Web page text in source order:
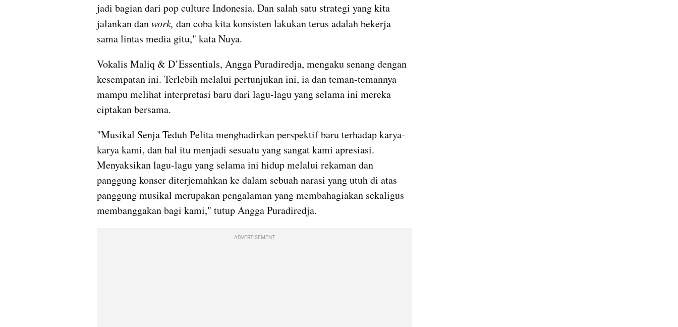
jadi bagian dari pop culture Indonesia. Dan salah satu strategi yang kita
jalankan dan work, dan coba kita konsisten lakukan terus adalah bekerja
sama lintas media gitu," kata Nuya.
Vokalis Maliq & D’Essentials, Angga Puradiredja, mengaku senang dengan
kesempatan ini. Terlebih melalui pertunjukan ini, ia dan teman-temannya
mampu melihat interpretasi baru dari lagu-lagu yang selama ini mereka
ciptakan bersama.
"Musikal Senja Teduh Pelita menghadirkan perspektif baru terhadap karya-
karya kami, dan hal itu menjadi sesuatu yang sangat kami apresiasi.
Menyaksikan lagu-lagu yang selama ini hidup melalui rekaman dan
panggung konser diterjemahkan ke dalam sebuah narasi yang utuh di atas
panggung musikal merupakan pengalaman yang membahagiakan sekaligus
membanggakan bagi kami," tutup Angga Puradiredja.
ADVERTISEMENT